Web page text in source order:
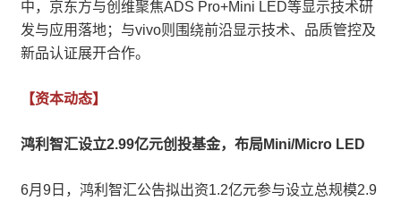
中，京东方与创维聚焦ADS Pro+Mini LED等显示技术研
发与应用落地；与vivo则围绕前沿显示技术、品质管控及
新品认证展开合作。
【资本动态】
鸿利智汇设立2.99亿元创投基金，布局Mini/Micro LED
6月9日，鸿利智汇公告拟出资1.2亿元参与设立总规模2.9